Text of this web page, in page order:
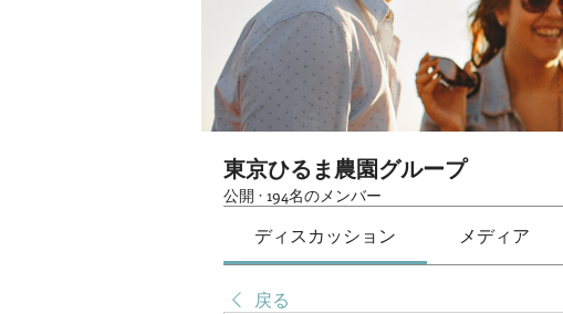
東京ひるま農園グループ
公開 · 194名のメンバー
ディスカッション メディア
戻る